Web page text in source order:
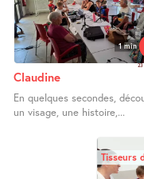
1 min
Claudine
En quelques secondes,
un visage, une histoire,...
Tisseurs